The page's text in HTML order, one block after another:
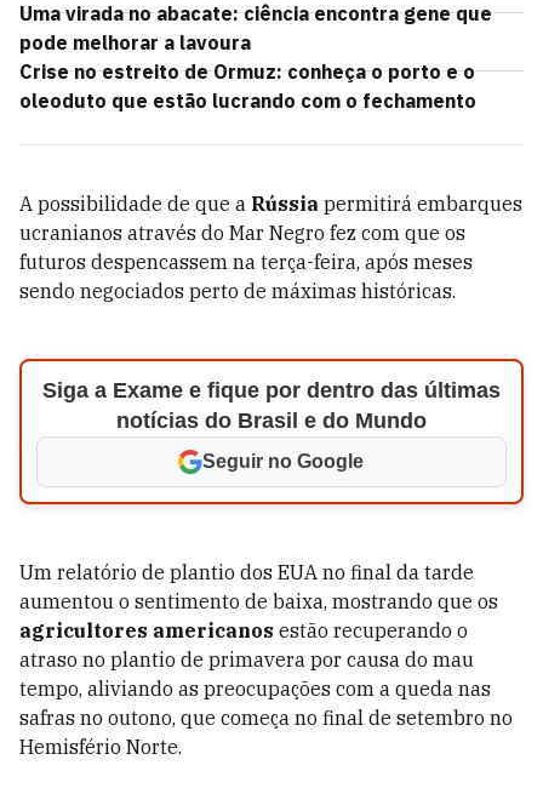
Uma virada no abacate: ciência encontra gene que
pode melhorar a lavoura
Crise no estreito de Ormuz: conheça o porto e o
oleoduto que estão lucrando com o fechamento
A possibilidade de que a Rússia permitirá embarques
ucranianos através do Mar Negro fez com que os
futuros despencassem na terça-feira, após meses
sendo negociados perto de máximas históricas.
Siga a Exame e fique por dentro das últimas
notícias do Brasil e do Mundo
Seguir no Google
Um relatório de plantio dos EUA no final da tarde
aumentou o sentimento de baixa, mostrando que os
agricultores americanos estão recuperando o
atraso no plantio de primavera por causa do mau
tempo, aliviando as preocupações com a queda nas
safras no outono, que começa no final de setembro no
Hemisfério Norte.